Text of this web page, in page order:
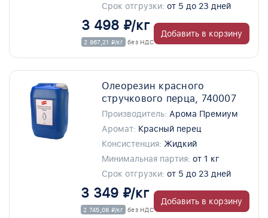
Срок отгрузки: от 5 до 23 дней
3 498 ₽/кг
2 867,21 ₽/кг без НДС
Добавить в корзину
Олеорезин красного
стручкового перца, 740007
Производитель: Арома Премиум
Аромат: Красный перец
Консистенция: Жидкий
Минимальная партия: от 1 кг
Срок отгрузки: от 5 до 23 дней
3 349 ₽/кг
2 745,08 ₽/кг без НДС
Добавить в корзину